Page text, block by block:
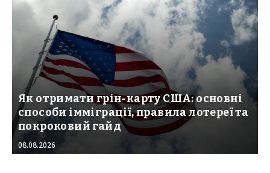
Як отримати грін-карту США: основні
способи імміграції, правила лотереї та
покроковий гайд
08.08.2026